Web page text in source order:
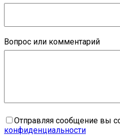
Вопрос или комментарий
Отправляя сообщение вы
конфиденциальности